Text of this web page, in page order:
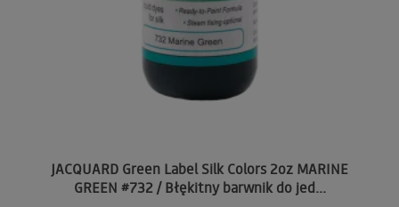
JACQUARD Green Label Silk Colors 2oz MARINE
GREEN #732 / Błękitny barwnik do jed...